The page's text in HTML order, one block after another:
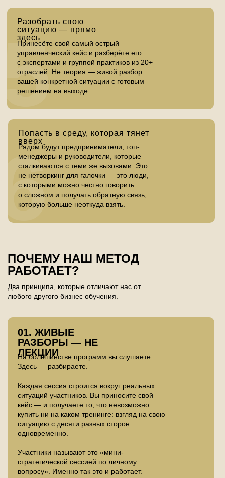
5
Разобрать свою
ситуацию — прямо
здесь
Принесёте свой самый острый
управленческий кейс и разберёте его
с экспертами и группой практиков из 20+
отраслей. Не теория — живой разбор
вашей конкретной ситуации с готовым
решением на выходе.
Попасть в среду, которая тянет
вверх
Рядом будут предприниматели, топ-
менеджеры и руководители, которые
сталкиваются с теми же вызовами. Это
не нетворкинг для галочки — это люди,
с которыми можно честно говорить
о сложном и получать обратную связь,
которую больше неоткуда взять.
ПОЧЕМУ НАШ МЕТОД
РАБОТАЕТ?
01. ЖИВЫЕ
РАЗБОРЫ — НЕ
ЛЕКЦИИ
Два принципа, которые отличают нас от
любого другого бизнес обучения.
На большинстве программ вы слушаете.
Здесь — разбираете.
Каждая сессия строится вокруг реальных
ситуаций участников. Вы приносите свой
кейс — и получаете то, что невозможно
купить ни на каком тренинге: взгляд на свою
ситуацию с десяти разных сторон
одновременно.
Участники называют это «мини-
стратегической сессией по личному
вопросу». Именно так это и работает.